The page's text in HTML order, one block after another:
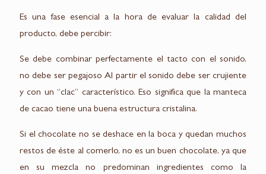
Es una fase esencial a la hora de evaluar la calidad del
producto, debe percibir:
Se debe combinar perfectamente el tacto con el sonido,
no debe ser pegajoso Al partir el sonido debe ser crujiente
y con un “clac” característico. Eso significa que la manteca
de cacao tiene una buena estructura cristalina.
Si el chocolate no se deshace en la boca y quedan muchos
restos de éste al comerlo, no es un buen chocolate, ya que
en su mezcla no predominan ingredientes como la